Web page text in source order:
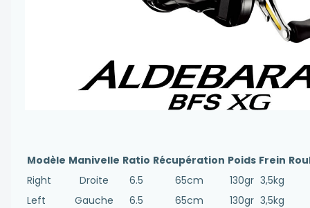
Modèle Manivelle Ratio Récupération Poids Frein
Right
Droite 6.5 65cm 130gr 3,5kg
Left
Gauche 6.5 65cm 130gr 3,5kg